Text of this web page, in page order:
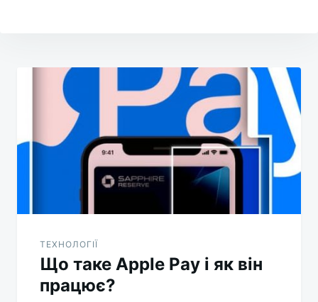
Навігація
записів
ТЕХНОЛОГІЇ
Що таке Apple Pay і як він
працює?